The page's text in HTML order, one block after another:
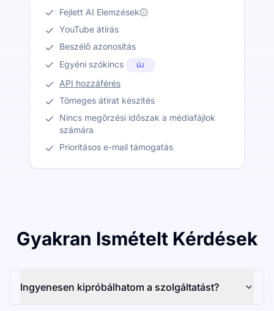
Fejlett AI Elemzések
YouTube átírás
Beszélő azonosítás
Egyéni szókincs
ÚJ
API hozzáférés
Tömeges átirat készítés
Nincs megőrzési időszak a médiafájlok
számára
Prioritásos e-mail támogatás
Gyakran Ismételt Kérdések
Ingyenesen kipróbálhatom a szolgáltatást?